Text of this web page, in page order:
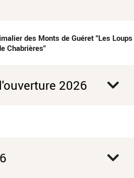
des Monts de Guéret "Les Loups
Chabrières"
2026